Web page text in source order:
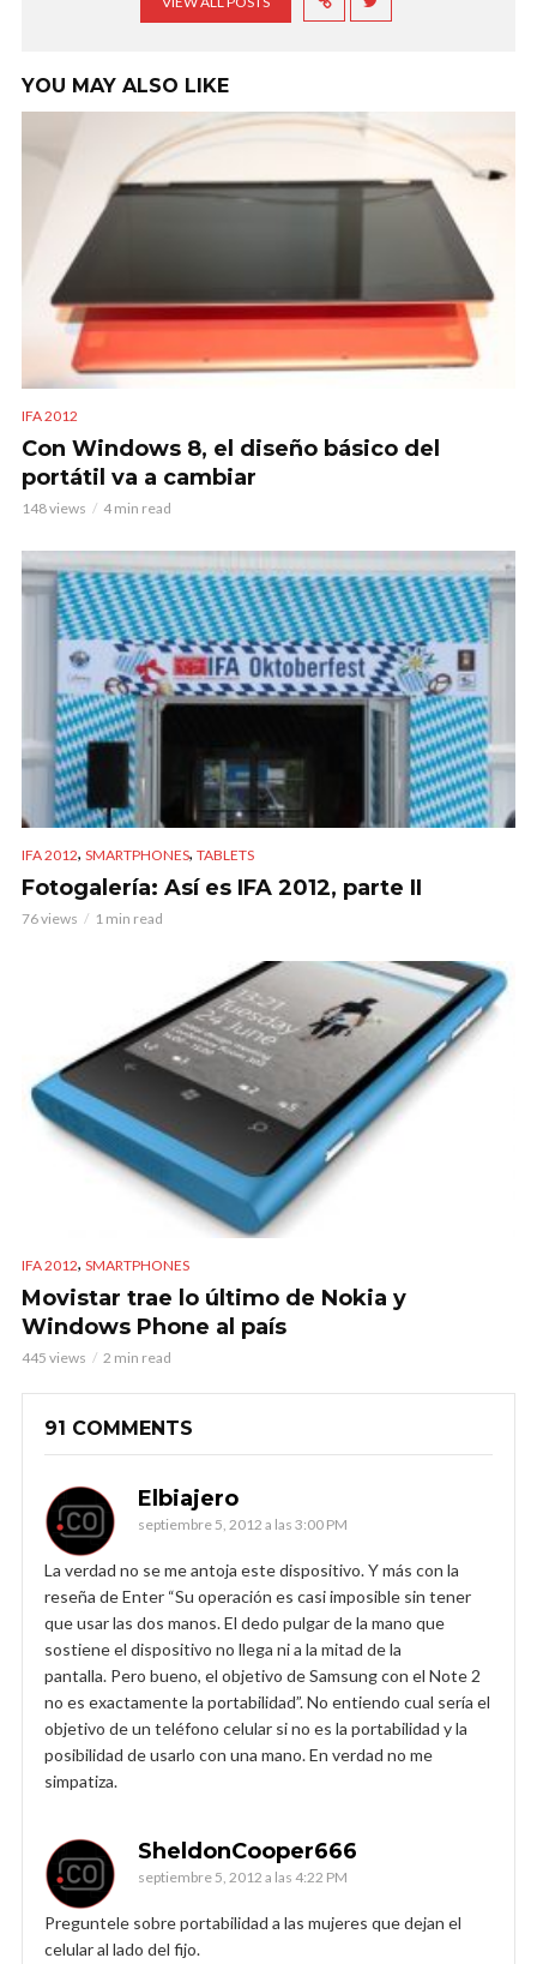
YOU MAY ALSO LIKE
IFA 2012
Con Windows 8, el diseño básico del
portátil va a cambiar
148 views 4 min read
IFA 2012, SMARTPHONES, TABLETS
Fotogalería: Así es IFA 2012, parte II
76 views 1 min read
IFA 2012, SMARTPHONES
Movistar trae lo último de Nokia y
Windows Phone al país
445 views 2 min read
91 COMMENTS
Elbiajero
septiembre 5, 2012 a las 3:00 PM
La verdad no se me antoja este dispositivo. Y más con la
reseña de Enter “Su operación es casi imposible sin tener
que usar las dos manos. El dedo pulgar de la mano que
sostiene el dispositivo no llega ni a la mitad de la
pantalla. Pero bueno, el objetivo de Samsung con el Note 2
no es exactamente la portabilidad”. No entiendo cual sería el
objetivo de un teléfono celular si no es la portabilidad y la
posibilidad de usarlo con una mano. En verdad no me
simpatiza.
SheldonCooper666
septiembre 5, 2012 a las 4:22 PM
Preguntele sobre portabilidad a las mujeres que dejan el
celular al lado del fijo.